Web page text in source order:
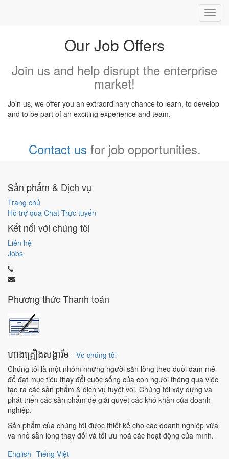
Our Job Offers
Join us and help disrupt the enterprise
market!
Join us, we offer you an extraordinary chance to learn, to develop
and to be part of an exciting experience and team.
Contact us for job opportunities.
Sản phẩm & Dịch vụ
Trang chủ
Hỗ trợ qua Chat Trực tuyến
Kết nối với chúng tôi
Liên hệ
Jobs
Phương thức Thanh toán
ហាងគ្រឿងសង្ហារឹម - Về chúng tôi
Chúng tôi là một nhóm những người sẵn lòng theo đuổi đam mê
để đạt mục tiêu thay đổi cuộc sống của con người thông qua việc
tạo ra các sản phẩm & dịch vụ tuyệt vời. Chúng tôi xây dựng và
phát triển các sản phẩm để giải quyết các khó khăn của doanh
nghiệp.
Sản phẩm của chúng tôi được thiết kế cho các doanh nghiệp vừa
và nhỏ sẵn lòng thay đối và tối ưu hoá các hoạt động của mình.
English Tiếng Việt